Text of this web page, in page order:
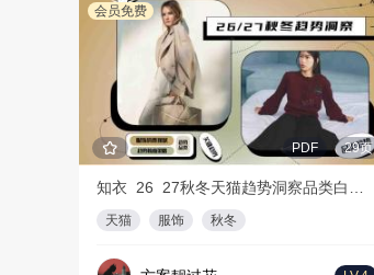
会员免费
PDF 29页
天猫 服饰 秋冬